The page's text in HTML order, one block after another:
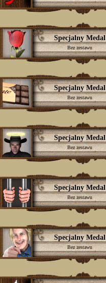
Specjalny Medal
Bez zestawu
Specjalny Medal
Bez zestawu
Specjalny Medal
Bez zestawu
Specjalny Medal
Bez zestawu
Specjalny Medal
Bez zestawu